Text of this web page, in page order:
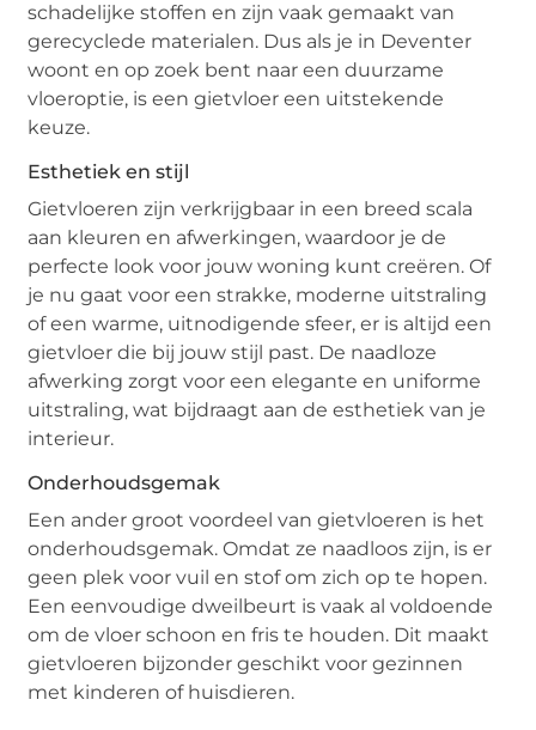
schadelijke stoffen en zijn vaak gemaakt van
gerecyclede materialen. Dus als je in Deventer
woont en op zoek bent naar een duurzame
vloeroptie, is een gietvloer een uitstekende
keuze.
Esthetiek en stijl
Gietvloeren zijn verkrijgbaar in een breed scala
aan kleuren en afwerkingen, waardoor je de
perfecte look voor jouw woning kunt creëren. Of
je nu gaat voor een strakke, moderne uitstraling
of een warme, uitnodigende sfeer, er is altijd een
gietvloer die bij jouw stijl past. De naadloze
afwerking zorgt voor een elegante en uniforme
uitstraling, wat bijdraagt aan de esthetiek van je
interieur.
Onderhoudsgemak
Een ander groot voordeel van gietvloeren is het
onderhoudsgemak. Omdat ze naadloos zijn, is er
geen plek voor vuil en stof om zich op te hopen.
Een eenvoudige dweilbeurt is vaak al voldoende
om de vloer schoon en fris te houden. Dit maakt
gietvloeren bijzonder geschikt voor gezinnen
met kinderen of huisdieren.